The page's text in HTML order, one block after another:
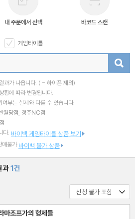
내 주문에서 선택 바코드 스캔
게임타이틀
과가 나옵니다. ( - 하이픈 제외)
황에 따라 변경됩니다.
부는 실제와 다를 수 있습니다.
월당점, 청주NC점
다. 바이백 게임타이틀 상품 보기
매불가 바이백 불가 상품
과1건
마조프가의 형제들